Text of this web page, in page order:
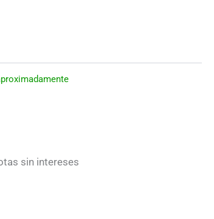
sin intereses